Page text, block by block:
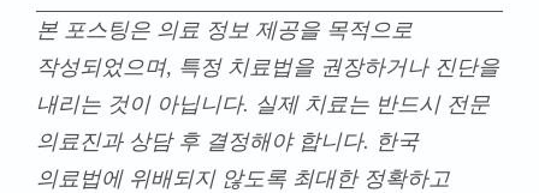
본 포스팅은 의료 정보 제공을 목적으로
작성되었으며, 특정 치료법을 권장하거나 진단을
내리는 것이 아닙니다. 실제 치료는 반드시 전문
의료진과 상담 후 결정해야 합니다. 한국
의료법에 위배되지 않도록 최대한 정확하고